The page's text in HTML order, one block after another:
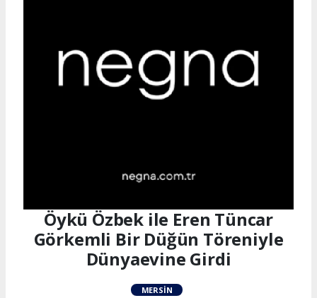
Öykü Özbek ile Eren Tüncar
Görkemli Bir Düğün Töreniyle
Dünyaevine Girdi
MERSIN